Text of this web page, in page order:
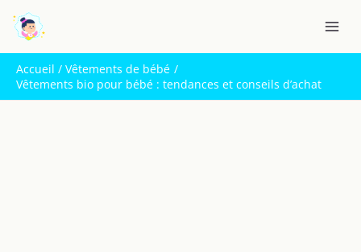
contenu
Accueil
Vêtements de bébé
Vêtements bio pour bébé : tendances et conseils d’achat
e
c
h
e